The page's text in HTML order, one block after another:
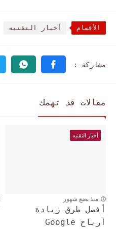
الأقسام أخبار التقنيه
مقالات قد تهمك
أخبار التقنيه
منذ بضع شهور
أفضل طرق زيادة
أرباح Google